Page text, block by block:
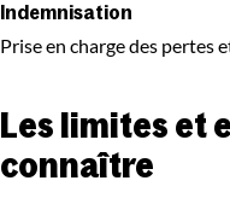
Indemnisation
Prise en charge des pertes
Les limites et
connaître